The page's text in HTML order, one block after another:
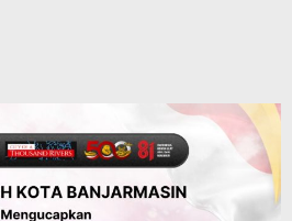
2026 Berakhir, Polda
Miras Hingga